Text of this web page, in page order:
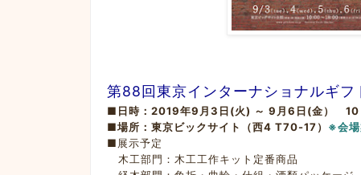
第88回東京インターナショナルギフ
■日時：2019年9月3日(火) ～ 9月6日(金）
■場所：東京ビックサイト（西4 T70-17） ※会場
■展示予定
木工部門：木工工作キット定番商品